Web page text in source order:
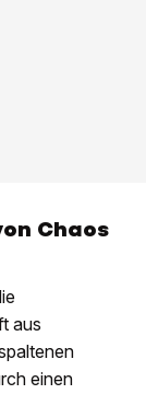
Chaos
aus
einen